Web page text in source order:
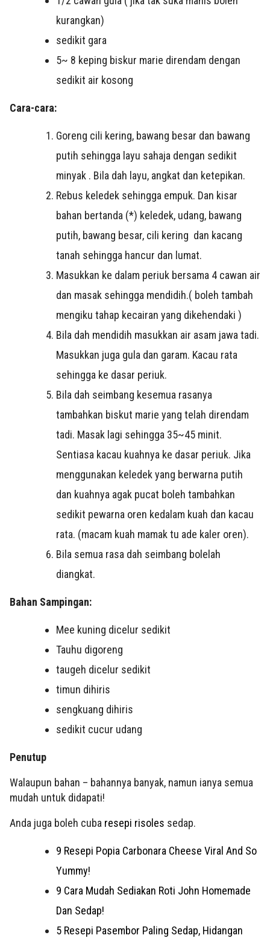
kurangkan)
sedikit gara
5~ 8 keping biskur marie direndam dengan
sedikit air kosong
Cara-cara:
Goreng cili kering, bawang besar dan bawang
putih sehingga layu sahaja dengan sedikit
minyak . Bila dah layu, angkat dan ketepikan.
Rebus keledek sehingga empuk. Dan kisar
bahan bertanda (*) keledek, udang, bawang
putih, bawang besar, cili kering dan kacang
tanah sehingga hancur dan lumat.
Masukkan ke dalam periuk bersama 4 cawan air
dan masak sehingga mendidih.( boleh tambah
mengiku tahap kecairan yang dikehendaki )
Bila dah mendidih masukkan air asam jawa tadi.
Masukkan juga gula dan garam. Kacau rata
sehingga ke dasar periuk.
Bila dah seimbang kesemua rasanya
tambahkan biskut marie yang telah direndam
tadi. Masak lagi sehingga 35~45 minit.
Sentiasa kacau kuahnya ke dasar periuk. Jika
menggunakan keledek yang berwarna putih
dan kuahnya agak pucat boleh tambahkan
sedikit pewarna oren kedalam kuah dan kacau
rata. (macam kuah mamak tu ade kaler oren).
Bila semua rasa dah seimbang bolelah
diangkat.
Bahan Sampingan:
Mee kuning dicelur sedikit
Tauhu digoreng
taugeh dicelur sedikit
timun dihiris
sengkuang dihiris
sedikit cucur udang
Penutup
Walaupun bahan – bahannya banyak, namun ianya semua
mudah untuk didapati!
Anda juga boleh cuba resepi risoles sedap.
9 Resepi Popia Carbonara Cheese Viral And So
Yummy!
9 Cara Mudah Sediakan Roti John Homemade
Dan Sedap!
5 Resepi Pasembor Paling Sedap, Hidangan